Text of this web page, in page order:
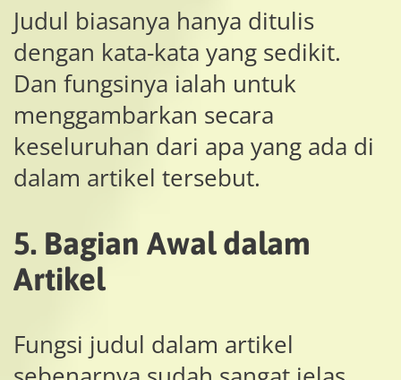
Judul biasanya hanya ditulis
dengan kata-kata yang sedikit.
Dan fungsinya ialah untuk
menggambarkan secara
keseluruhan dari apa yang ada di
dalam artikel tersebut.
5. Bagian Awal dalam
Artikel
Fungsi judul dalam artikel